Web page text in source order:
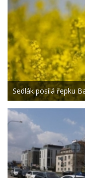
Sedlák posílá řepku